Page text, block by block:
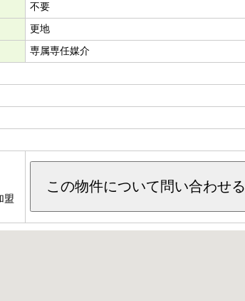
不要
更地
専属専任媒介
盟
この物件について問い合わせる